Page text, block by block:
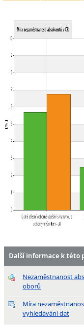
Další informace k této
Nezaměstnanost
oborů
Míra
vyhledávání dat